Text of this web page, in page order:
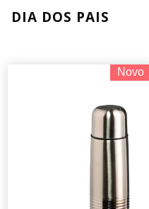
DIA DOS PAIS
Novo